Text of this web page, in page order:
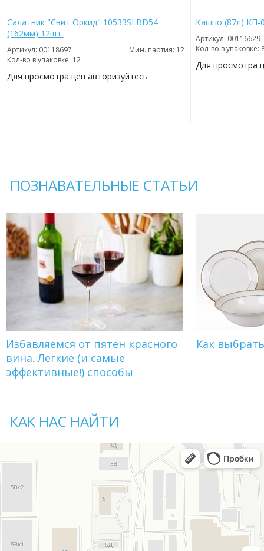
Салатник "Свит Оркид" 10533SLBD54
(162мм) 12шт.
Артикул: 00118697
Мин. партия: 12
Кол-во в упаковке: 12
Для просмотра цен авторизуйтесь
Кашпо (87л) КП-
Артикул: 00116629
Кол-во в упаковке:
Для просмотра
ПОЗНАВАТЕЛЬНЫЕ СТАТЬИ
Избавляемся от пятен красного
вина. Легкие (и самые
эффективные!) способы
Как
КАК НАС НАЙТИ